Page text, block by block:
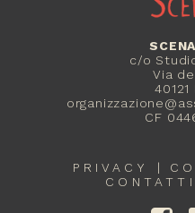
c/o
Via
CF
PRIVACY
CONTATTI